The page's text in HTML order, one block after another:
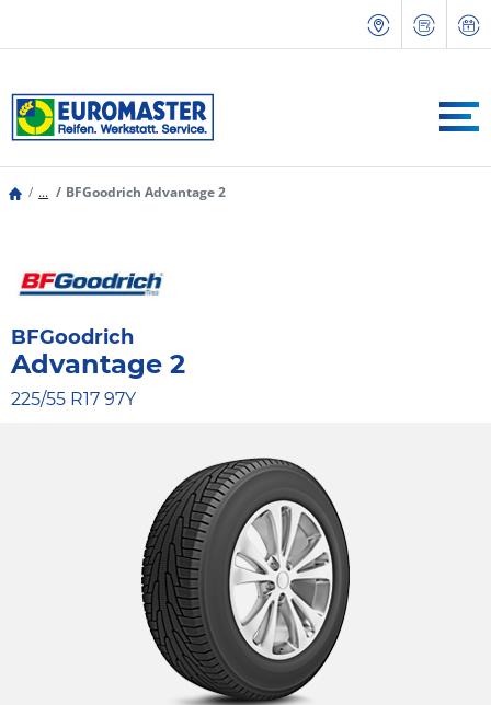
... BFGoodrich Advantage 2
BFGoodrich
Advantage 2
225/55 R17 97Y